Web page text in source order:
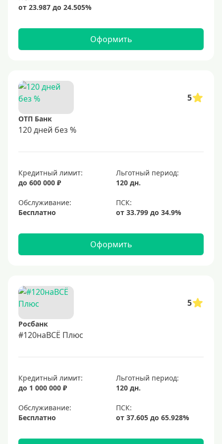
Оформить
5
ОТП Банк
120 дней без %
Кредитный лимит:
до 600 000 ₽
Льготный период:
120 дн.
Обслуживание:
Бесплатно
Оформить
5
Росбанк
#120наВСЁ Плюс
Кредитный лимит:
до 1 000 000 ₽
Льготный период:
120 дн.
Обслуживание:
Бесплатно